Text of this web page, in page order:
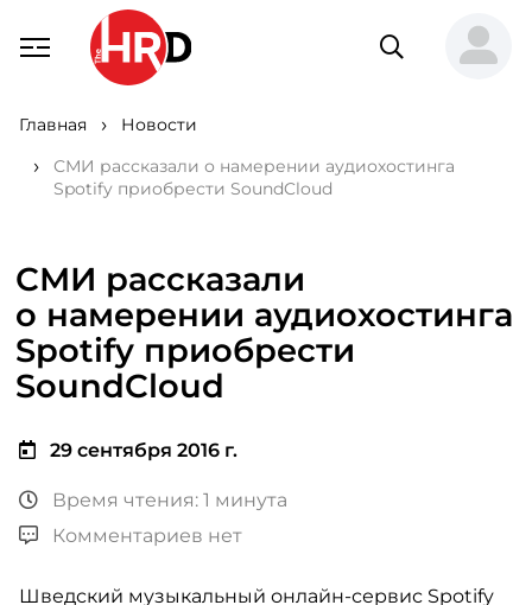
Главная
Новости
СМИ рассказали о намерении аудиохостинга
Spotify приобрести SoundCloud
СМИ рассказали
о намерении аудиохостинга
Spotify приобрести
SoundCloud
29 сентября 2016 г.
Время чтения: 1 минута
Комментариев нет
Шведский музыкальный онлайн-сервис Spotify